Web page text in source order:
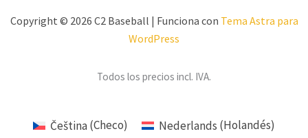
Copyright © 2026 C2 Baseball | Funciona con Tema Astra para
WordPress
Todos los precios incl. IVA.
Čeština(Checo) Nederlands (Holandés)